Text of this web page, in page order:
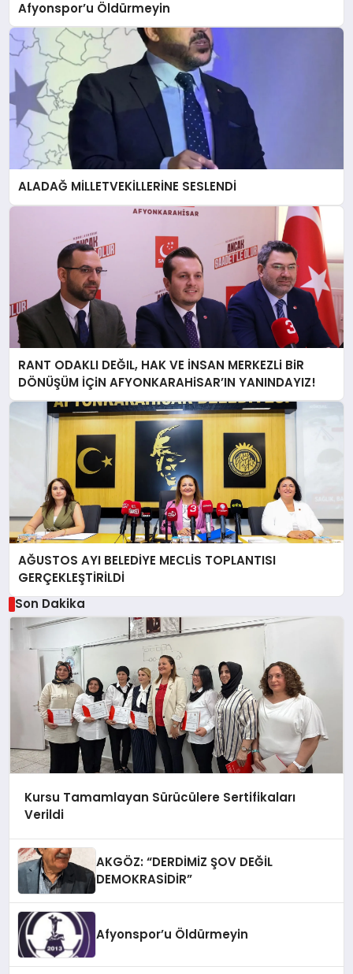
Afyonspor’u Öldürmeyin
ALADAĞ MİLLETVEKİLLERİNE SESLENDİ
RANT ODAKLI DEĞIL, HAK VE İNSAN MERKEZLi BiR
DÖNÜŞÜM İÇiN AFYONKARAHiSAR’IN YANINDAYIZ!
AĞUSTOS AYI BELEDİYE MECLİS TOPLANTISI
GERÇEKLEŞTİRİLDİ
Son Dakika
Kursu Tamamlayan Sürücülere Sertifikaları
Verildi
AKGÖZ: “DERDİMİZ ŞOV DEĞİL
DEMOKRASİDİR”
Afyonspor’u Öldürmeyin